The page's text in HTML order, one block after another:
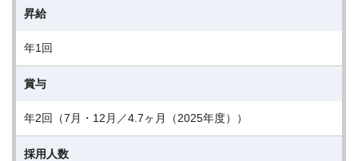
昇給
年1回
賞与
年2回（7月・12月／4.7ヶ月（2025年度））
採用人数